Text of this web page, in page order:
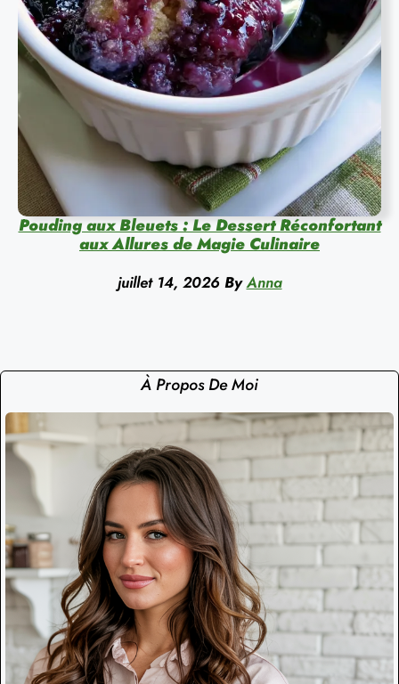
Pouding aux Bleuets : Le Dessert Réconfortant
aux Allures de Magie Culinaire
juillet 14, 2026 By Anna
À Propos De Moi